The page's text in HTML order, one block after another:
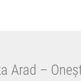
Arad –